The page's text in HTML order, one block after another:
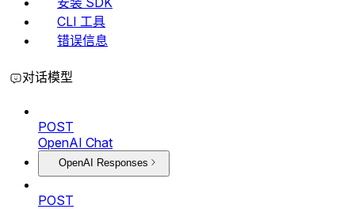
CLI 工具
错误信息
对话模型
POST
OpenAI Chat
OpenAI Responses
POST